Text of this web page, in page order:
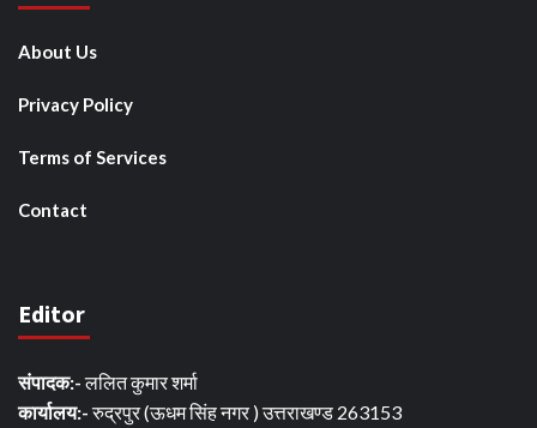
About Us
Privacy Policy
Terms of Services
Contact
Editor
संपादक:-ललित कुमार शर्मा
कार्यालय:-रुद्रपुर (ऊधम सिंह नगर ) उत्तराखण्ड 263153